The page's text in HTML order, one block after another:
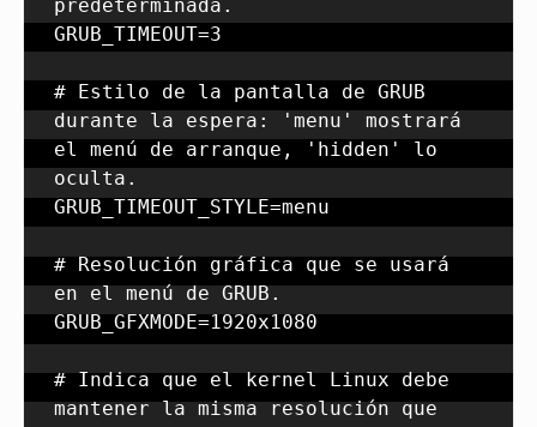
predeterminada.
GRUB_TIMEOUT=3
# Estilo de la pantalla de GRUB
durante la espera: 'menu' mostrará
el menú de arranque, 'hidden' lo
oculta.
GRUB_TIMEOUT_STYLE=menu
# Resolución gráfica que se usará
en el menú de GRUB.
GRUB_GFXMODE=1920x1080
# Indica que el kernel Linux debe
mantener la misma resolución que